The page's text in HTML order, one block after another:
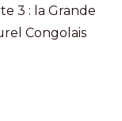
3 : la Grande
Congolais